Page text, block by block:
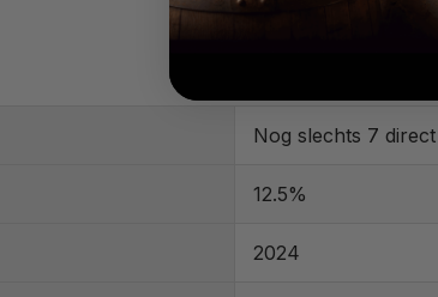
Nog slechts 7
12.5%
2024